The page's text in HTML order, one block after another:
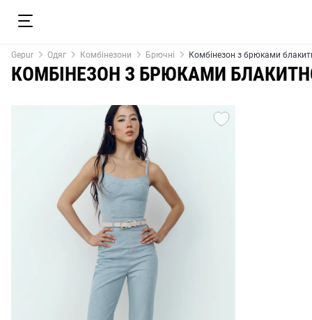
Gepur Одяг Комбінезони Брючні Комбінезон з брюками
КОМБІНЕЗОН З БРЮКАМИ